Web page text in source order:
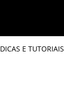
DICAS E TUTORIAIS